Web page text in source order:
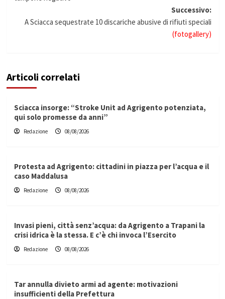
Successivo:
A Sciacca sequestrate 10 discariche abusive di rifiuti speciali
(fotogallery)
Articoli correlati
Sciacca insorge: “Stroke Unit ad Agrigento potenziata,
qui solo promesse da anni”
Redazione 08/08/2026
Protesta ad Agrigento: cittadini in piazza per l’acqua e il
caso Maddalusa
Redazione 08/08/2026
Invasi pieni, città senz’acqua: da Agrigento a Trapani la
crisi idrica è la stessa. E c’è chi invoca l’Esercito
Redazione 08/08/2026
Tar annulla divieto armi ad agente: motivazioni
insufficienti della Prefettura